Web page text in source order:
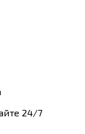
24/7